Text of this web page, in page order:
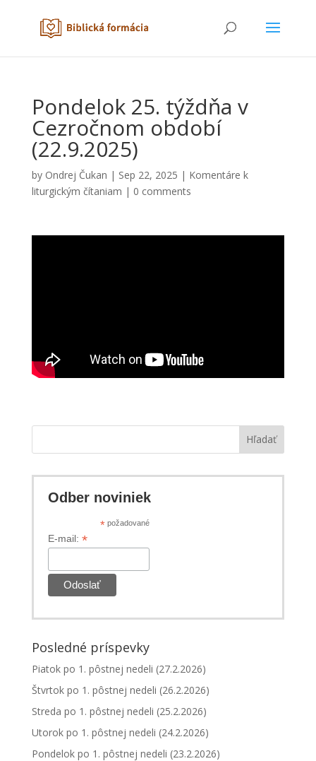
Pondelok 25. týždňa v
Cezročnom období
(22.9.2025)
by Ondrej Čukan | Sep 22, 2025 | Komentáre k
liturgickým čítaniam | 0 comments
Hľadať
Odber noviniek
*požadované
E-mail: *
Posledné príspevky
Piatok po 1. pôstnej nedeli (27.2.2026)
Štvrtok po 1. pôstnej nedeli (26.2.2026)
Streda po 1. pôstnej nedeli (25.2.2026)
Utorok po 1. pôstnej nedeli (24.2.2026)
Pondelok po 1. pôstnej nedeli (23.2.2026)